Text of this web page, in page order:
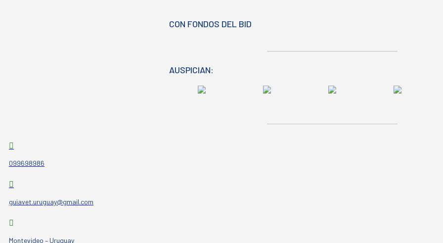
CON FONDOS DEL BID
AUSPICIAN:
099698986
guiavet.uruguay@gmail.com
Montevideo – Uruguay